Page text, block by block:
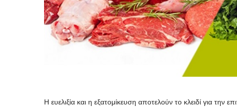
Η ευελιξία και η εξατομίκευση αποτελούν το κλειδί για